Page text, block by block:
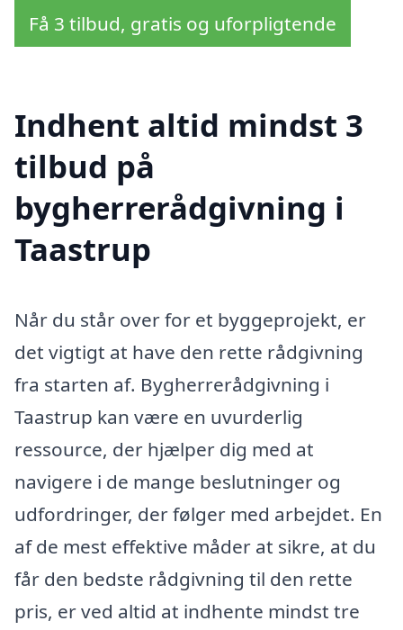
Få 3 tilbud, gratis og uforpligtende
Indhent altid mindst 3
tilbud på
bygherrerådgivning i
Taastrup
Når du står over for et byggeprojekt, er
det vigtigt at have den rette rådgivning
fra starten af. Bygherrerådgivning i
Taastrup kan være en uvurderlig
ressource, der hjælper dig med at
navigere i de mange beslutninger og
udfordringer, der følger med arbejdet. En
af de mest effektive måder at sikre, at du
får den bedste rådgivning til den rette
pris, er ved altid at indhente mindst tre